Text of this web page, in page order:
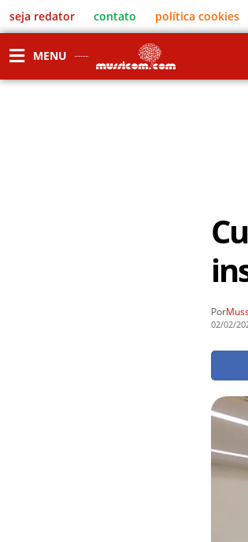
seja redator contato política cookies
MENU
Por
02/02/